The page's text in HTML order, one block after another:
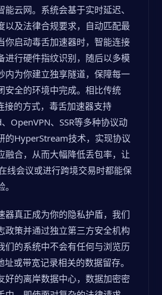
云网。系统会基于实时延迟、
以及法律合规要求，自动匹配最
你启动毒舌加速器时，智能连接
进行硬件指纹识别，随后以多模
内为你建立独享隧道，保障每一
安全的环境中完成。相比传统
接的方式，毒舌加速器支持
OpenVPN、SSR等多种协议动
的HyperStream技术，实现协议
融合，从而大幅降低丢包率，让
线会议或进行跨境交易时都能保
器真正成为你的隐私护盾，我们
政策并通过独立第三方安全机构
们的系统中不会有任何与浏览历
或带宽记录相关的数据留存。
好的离岸数据中心，数据加密密